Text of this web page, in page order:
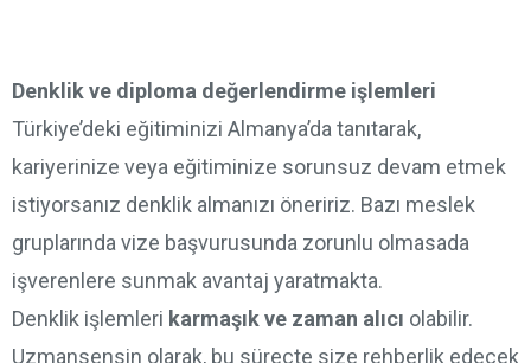
Denklik ve diploma değerlendirme işlemleri
Türkiye’deki eğitiminizi Almanya’da tanıtarak,
kariyerinize veya eğitiminize sorunsuz devam etmek
istiyorsanız denklik almanızı öneririz. Bazı meslek
gruplarında vize başvurusunda zorunlu olmasada
işverenlere sunmak avantaj yaratmakta.
Denklik işlemleri karmaşık ve zaman alıcı olabilir.
Uzmansensin olarak, bu süreçte size rehberlik edecek